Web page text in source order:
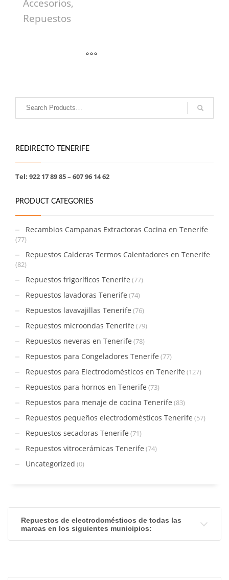
Accesorios,
Repuestos
REDIRECTO TENERIFE
Tel: 922 17 89 85 – 607 96 14 62
PRODUCT CATEGORIES
Recambios Campanas Extractoras Cocina en Tenerife
(77)
Repuestos Calderas Termos Calentadores en Tenerife
(82)
Repuestos frigoríficos Tenerife (77)
Repuestos lavadoras Tenerife (74)
Repuestos lavavajillas Tenerife (76)
Repuestos microondas Tenerife (79)
Repuestos neveras en Tenerife (78)
Repuestos para Congeladores Tenerife (77)
Repuestos para Electrodomésticos en Tenerife (127)
Repuestos para hornos en Tenerife (73)
Repuestos para menaje de cocina Tenerife (83)
Repuestos pequeños electrodomésticos Tenerife (57)
Repuestos secadoras Tenerife (71)
Repuestos vitrocerámicas Tenerife (74)
Uncategorized (0)
Repuestos de electrodomésticos de todas las
marcas en los siguientes municipios: